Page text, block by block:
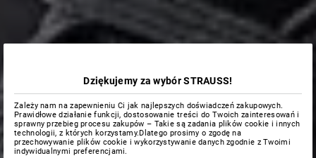
Dziękujemy za wybór STRAUSS!
Zależy nam na zapewnieniu Ci jak najlepszych doświadczeń zakupowych.
Prawidłowe działanie funkcji, dostosowanie treści do Twoich zainteresowań i
sprawny przebieg procesu zakupów – Takie są zadania plików cookie i innych
technologii, z których korzystamy.Dlatego prosimy o zgodę na
przechowywanie plików cookie i wykorzystywanie danych zgodnie z Twoimi
indywidualnymi preferencjami.